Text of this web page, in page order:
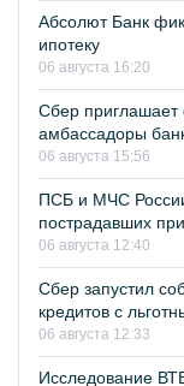
Абсолют Банк
ипотеку
06 августа 16:20
Сбер приглашает
амбассадоры
06 августа 15:56
ПСБ и МЧС
пострадавших
06 августа 12:40
Сбер запустил
кредитов с
06 августа 12:33
Исследование